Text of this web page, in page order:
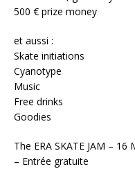
500 € prize money
et aussi :
Skate initiations
Cyanotype
Music
Free drinks
Goodies
The ERA SKATE JAM –
– Entrée gratuite